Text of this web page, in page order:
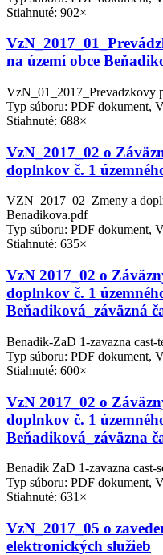
Stiahnuté: 902×
na území obce
VzN_01_2017_Prevadzkovy
Typ súboru: PDF dokument,
Stiahnuté: 688×
VzN_2017_02 o
doplnkov č. 1
VZN_2017_02_Zmeny a
Benadikova.pdf
Typ súboru: PDF dokument,
Stiahnuté: 635×
VzN 2017_02 o
doplnkov č. 1
Beňadiková_záväzná
Benadik-ZaD 1-zavazna cast-
Typ súboru: PDF dokument,
Stiahnuté: 600×
VzN 2017_02 o
doplnkov č. 1
Beňadiková_záväzna
Benadik ZaD 1-zavazna cast-
Typ súboru: PDF dokument,
Stiahnuté: 631×
VzN_2017_05 o
elektronických služieb